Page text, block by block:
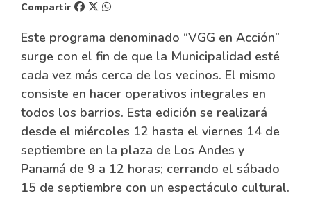
Compartir
Este programa denominado “VGG en Acción”
surge con el fin de que la Municipalidad esté
cada vez más cerca de los vecinos. El mismo
consiste en hacer operativos integrales en
todos los barrios. Esta edición se realizará
desde el miércoles 12 hasta el viernes 14 de
septiembre en la plaza de Los Andes y
Panamá de 9 a 12 horas; cerrando el sábado
15 de septiembre con un espectáculo cultural.